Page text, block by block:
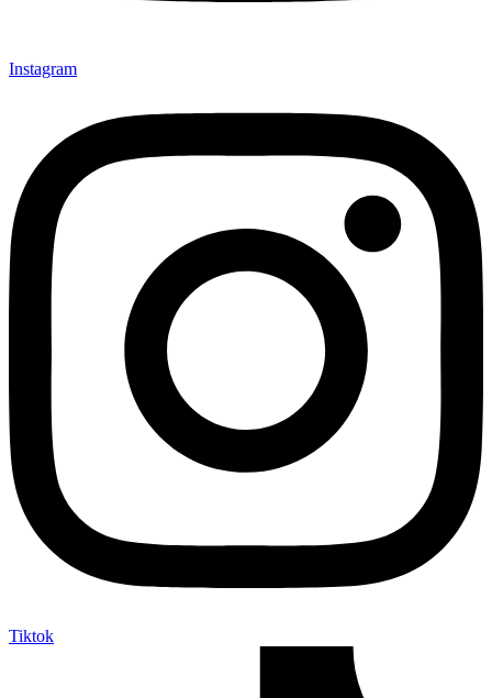
Instagram
Tiktok